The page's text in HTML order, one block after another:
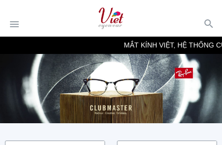
MẮT KÍNH VIỆT, HỆ THỐNG